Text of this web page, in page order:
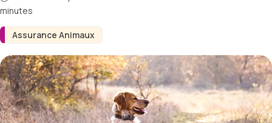
Assurance Animaux
minutes